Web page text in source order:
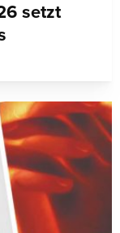
setzt